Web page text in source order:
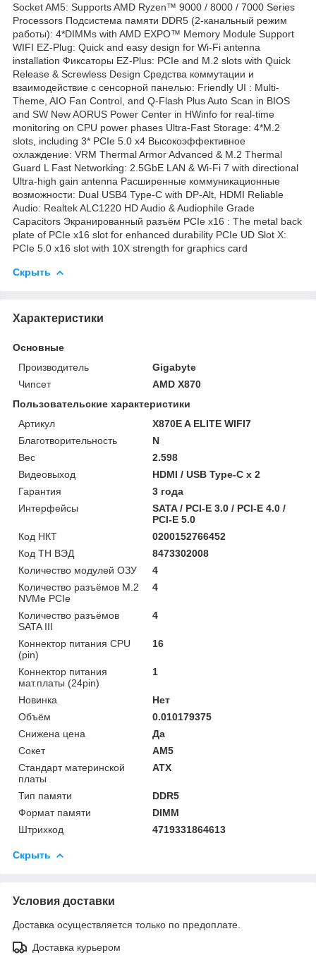
Socket AM5: Supports AMD Ryzen™ 9000 / 8000 / 7000 Series
Processors Подсистема памяти DDR5 (2-канальный режим
работы): 4*DIMMs with AMD EXPO™ Memory Module Support
WIFI EZ-Plug: Quick and easy design for Wi-Fi antenna
installation Фиксаторы EZ-Plus: PCIe and M.2 slots with Quick
Release & Screwless Design Средства коммутации и
взаимодействие с сенсорной панелью: Friendly UI : Multi-
Theme, AIO Fan Control, and Q-Flash Plus Auto Scan in BIOS
and SW New AORUS Power Center in HWinfo for real-time
monitoring on CPU power phases Ultra-Fast Storage: 4*M.2
slots, including 3* PCIe 5.0 x4 Высокоэффективное
охлаждение: VRM Thermal Armor Advanced & M.2 Thermal
Guard L Fast Networking: 2.5GbE LAN & Wi-Fi 7 with directional
Ultra-high gain antenna Расширенные коммуникационные
возможности: Dual USB4 Type-C with DP-Alt, HDMI Reliable
Audio: Realtek ALC1220 HD Audio & Audiophile Grade
Capacitors Экранированный разъём PCIe x16 : The metal back
plate of PCIe x16 slot for enhanced durability PCIe UD Slot X:
PCIe 5.0 x16 slot with 10X strength for graphics card
Скрыть
Характеристики
Основные
Производитель
Gigabyte
Чипсет
AMD X870
Пользовательские характеристики
Артикул
X870E A ELITE WIFI7
Благотворительность
N
Вес
2.598
Видеовыход
HDMI / USB Type-C x 2
Гарантия
3 года
Интерфейсы
SATA / PCI-E 3.0 / PCI-E 4.0 /
PCI-E 5.0
Код НКТ
0200152766452
Код ТН ВЭД
8473302008
Количество модулей ОЗУ
4
Количество разъёмов M.2
NVMe PCIe
4
Количество разъёмов
SATA III
4
Коннектор питания CPU
(pin)
16
Коннектор питания
мат.платы (24pin)
1
Новинка
Нет
Объём
0.010179375
Снижена цена
Да
Сокет
AM5
Стандарт материнской
платы
ATX
Тип памяти
DDR5
Формат памяти
DIMM
Штрихкод
4719331864613
Скрыть
Условия доставки
Доставка осуществляется только по предоплате.
Доставка курьером